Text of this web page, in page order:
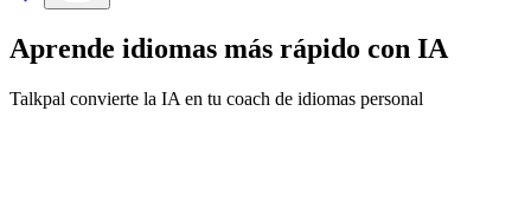
Aprende idiomas más rápido con IA
Talkpal convierte la IA en tu coach de idiomas personal